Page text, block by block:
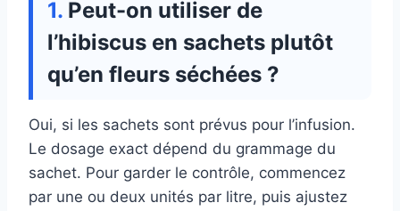
Peut-on utiliser de
l’hibiscus en sachets plutôt
qu’en fleurs séchées ?
Oui, si les sachets sont prévus pour l’infusion.
Le dosage exact dépend du grammage du
sachet. Pour garder le contrôle, commencez
par une ou deux unités par litre, puis ajustez